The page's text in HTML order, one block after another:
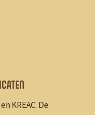
KREAC. De